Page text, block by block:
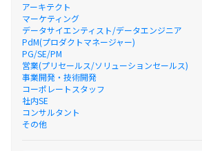
アーキテクト
マーケティング
データサイエンティスト/データエンジニア
PdM(プロダクトマネージャー)
PG/SE/PM
営業(プリセールス/ソリューションセールス)
事業開発・技術開発
コーポレートスタッフ
社内SE
コンサルタント
その他